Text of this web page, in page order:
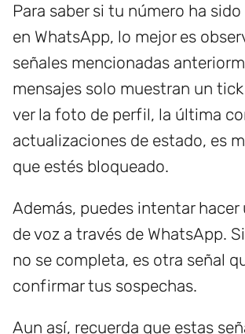
Para saber si tu número ha
en WhatsApp, lo mejor es
señales mencionadas
mensajes solo muestran un
ver la foto de perfil, la última
actualizaciones de estado, es
que estés bloqueado.
Además, puedes intentar hacer
de voz a través de WhatsApp.
no se completa, es otra señal
confirmar tus sospechas.
Aun así, recuerda que estas